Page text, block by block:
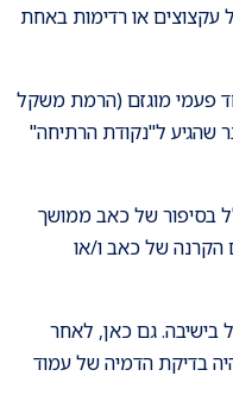
עקצוצים או רדימות באחת
פעמי מוגזם (הרמת משקל
שהגיע ל"נקודת הרתיחה"
בסיפור של כאב ממושך
הקרנה של כאב ו/או
בישיבה. גם כאן, לאחר
בדיקת הדמיה של עמוד